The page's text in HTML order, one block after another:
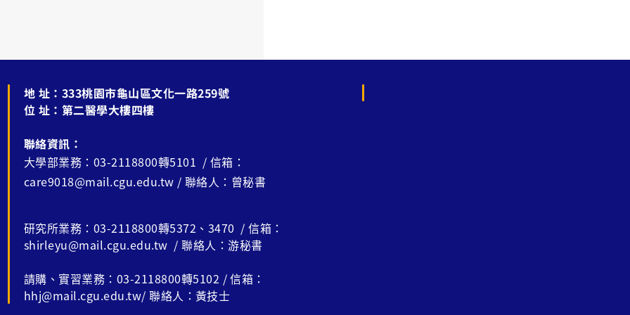
地 址： 333桃園市龜山區文化一路259號
位 址： 第二醫學大樓四樓
聯絡資訊：
大學部業務：03-2118800轉5101 / 信箱：
care9018@mail.cgu.edu.tw / 聯絡人：曾秘書
研究所業務：03-2118800轉5372、3470 / 信箱：
shirleyu@mail.cgu.edu.tw / 聯絡人：游秘書
請購、實習業務：03-2118800轉5102 / 信箱：
hhj@mail.cgu.edu.tw/ 聯絡人：黃技士